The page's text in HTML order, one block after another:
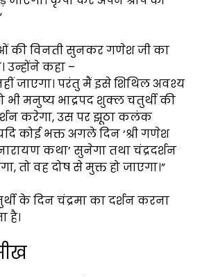
की विनती सुनकर गणेश जी का
उन्होंने कहा –
नहीं जाएगा। परंतु मैं इसे शिथिल अवश्य
मनुष्य भाद्रपद शुक्ल चतुर्थी की
करेगा, उस पर झूठा कलंक
कोई भक्त अगले दिन ‘श्री गणेश
कथा’ सुनेगा तथा चंद्रदर्शन
तो वह दोष से मुक्त हो जाएगा।”
के दिन चंद्रमा का दर्शन करना
है।